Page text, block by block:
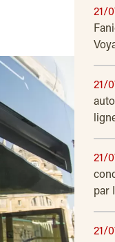
21/
21/
21/
par
21/